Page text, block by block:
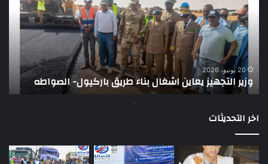
اشغال
بناء
طريق
باركيول-
الصواطه
20 يونيو، 2026
وزير التجهيز يعاين اشغال بناء طريق باركيول- الصواطه
اخر التحديثات